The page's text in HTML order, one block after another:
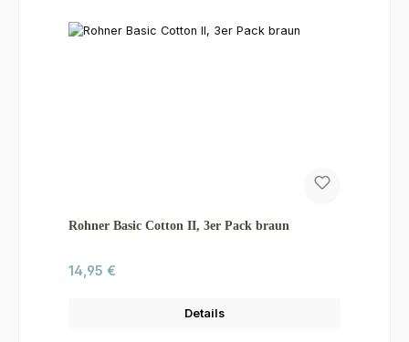
Rohner Basic Cotton II, 3er Pack braun
Regulärer Preis:
14,95 €
Details